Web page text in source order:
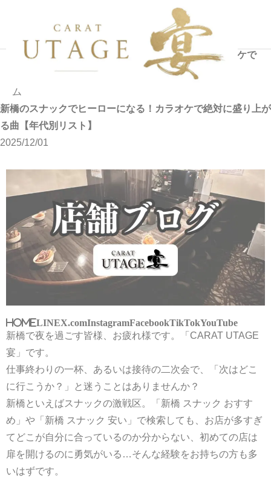
ム
ニュ
新橋のスナックでヒーローになる！カラオケで
絶対に盛り上がる曲【年代別リスト】
新橋のスナックでヒーローになる！カラオケで絶対に盛り上が
る曲【年代別リスト】
2025/12/01
HOMELINEX.comInstagramFacebookTikTokYouTube
新橋で夜を過ごす皆様、お疲れ様です。「CARAT UTAGE
宴」です。
仕事終わりの一杯、あるいは接待の二次会で、「次はどこ
に行こうか？」と迷うことはありませんか？
新橋といえばスナックの激戦区。「新橋 スナック おすす
め」や「新橋 スナック 安い」で検索しても、お店が多すぎ
てどこが自分に合っているのか分からない、初めての店は
扉を開けるのに勇気がいる…そんな経験をお持ちの方も多
いはずです。